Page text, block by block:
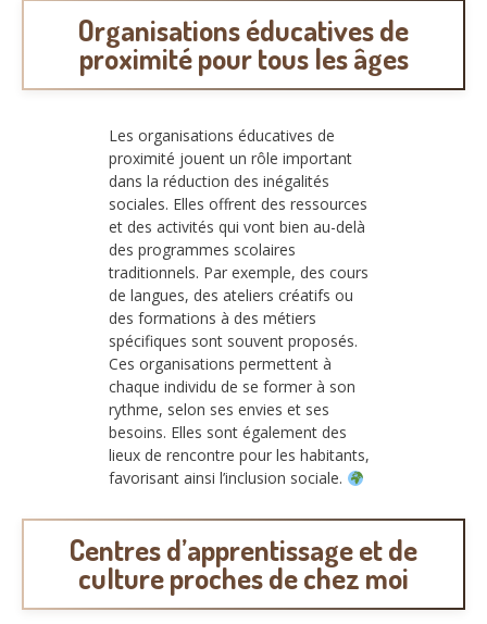
Organisations éducatives de
proximité pour tous les âges
Les organisations éducatives de
proximité jouent un rôle important
dans la réduction des inégalités
sociales. Elles offrent des ressources
et des activités qui vont bien au-delà
des programmes scolaires
traditionnels. Par exemple, des cours
de langues, des ateliers créatifs ou
des formations à des métiers
spécifiques sont souvent proposés.
Ces organisations permettent à
chaque individu de se former à son
rythme, selon ses envies et ses
besoins. Elles sont également des
lieux de rencontre pour les habitants,
favorisant ainsi l’inclusion sociale.
Centres d’apprentissage et de
culture proches de chez moi